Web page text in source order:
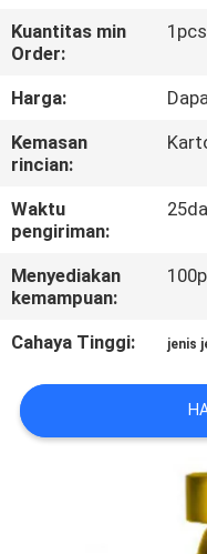
TUR
PABRIK
KONTROL
KUALITAS
BERITA
KASUS-
KASUS
MINTA
Kuantitas min
Order:
1pcs
Harga:
Kemasan
rincian:
Waktu
pengiriman:
Menyediakan
kemampuan:
Cahaya Tinggi: jenis